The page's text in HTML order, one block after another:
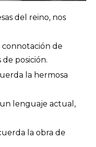
del reino, nos
connotación de
posición.
la hermosa
un lenguaje actual,
la obra de